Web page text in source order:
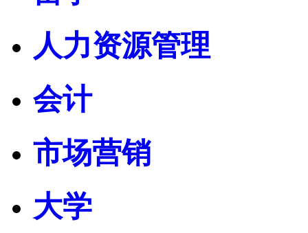
人力资源管理
会计
市场营销
大学